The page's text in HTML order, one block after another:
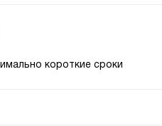
короткие сроки